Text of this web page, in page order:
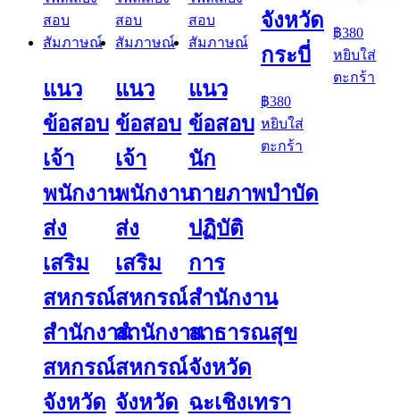
แนว
ข้อสอบ
เจ้า
พนักงาน
ส่ง
เสริม
สหกรณ์
สำนักงาน
สหกรณ์
จังหวัด
แนว
ข้อสอบ
เจ้า
พนักงาน
ส่ง
เสริม
สหกรณ์
สำนักงาน
สหกรณ์
จังหวัด
แนว
ข้อสอบ
นัก
กายภาพบำบัด
ปฏิบัติ
การ
สำนักงาน
สาธารณสุข
จังหวัด
ฉะเชิงเทรา
จังหวัด
กระบี่
฿380
หยิบใส่
ตะกร้า
฿380
หยิบใส่
ตะกร้า